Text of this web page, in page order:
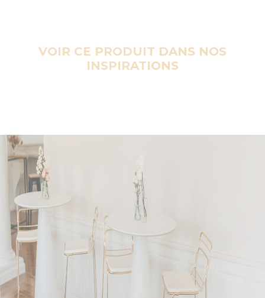
VOIR CE PRODUIT DANS NOS
INSPIRATIONS